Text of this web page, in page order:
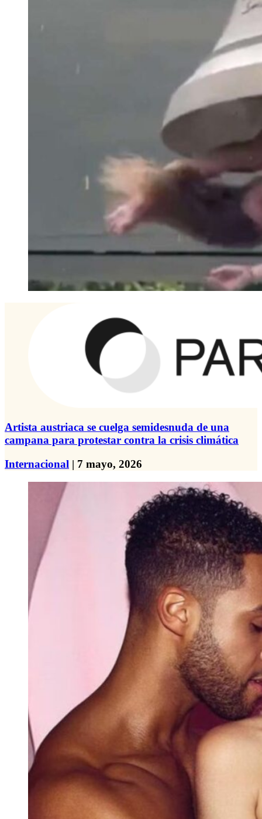
Artista austriaca se cuelga semidesnuda de una
campana para protestar contra la crisis climática
Internacional | 7 mayo, 2026